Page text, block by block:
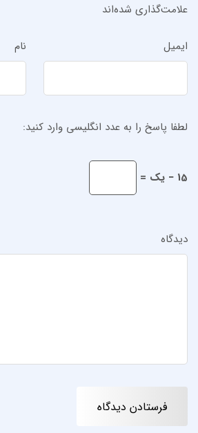
علامت‌گذاری شده‌اند
نام ایمیل
لطفا پاسخ را به عدد انگلیسی وارد کنید:
15 − یک =
دیدگاه